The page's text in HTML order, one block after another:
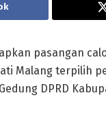
pasangan
Malang terpilih
DPRD